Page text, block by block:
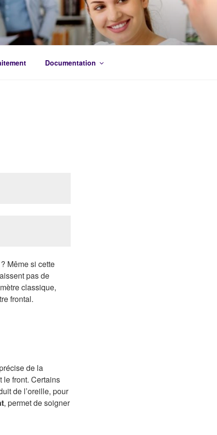
Documentation
Même si cette
pas de
classique,
frontal.
de la
le front. Certains
de l’oreille, pour
, permet de soigner